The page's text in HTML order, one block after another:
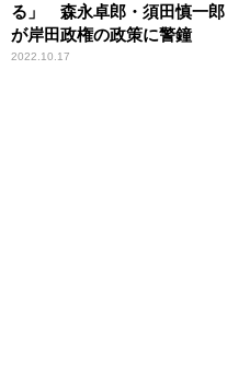
る」 森永卓郎・須田慎一郎
が岸田政権の政策に警鐘
2022.10.17